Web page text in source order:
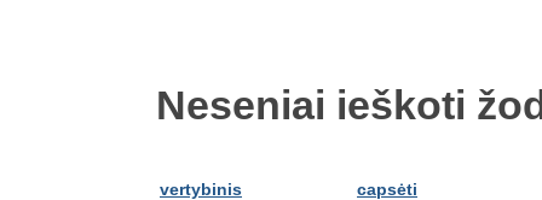
Neseniai ieškoti
vertybinis
capsėti